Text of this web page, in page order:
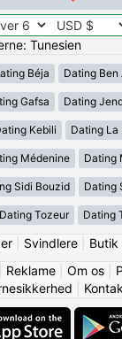
Tunesien
Béja Dating Ben
Gafsa Dating
Kebili Dating La
Médenine Dating
Sidi Bouzid Dating
Dating Tozeur Dating
| Svindlere| Butik
Reklame| Om os|